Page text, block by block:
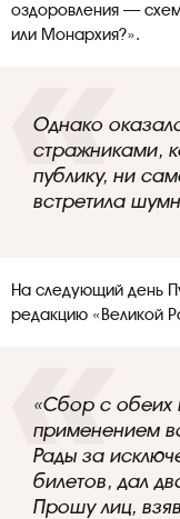
оздоровления —
или Монархия?».
Однако
стражниками,
публику, ни
встретила
На следующий день
редакцию «Великой
«Сбор с обеих
применением
Рады за
билетов, дал
Прошу лиц,